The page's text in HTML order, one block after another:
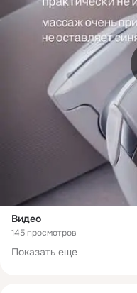
Видео
145 просмотров
Показать еще